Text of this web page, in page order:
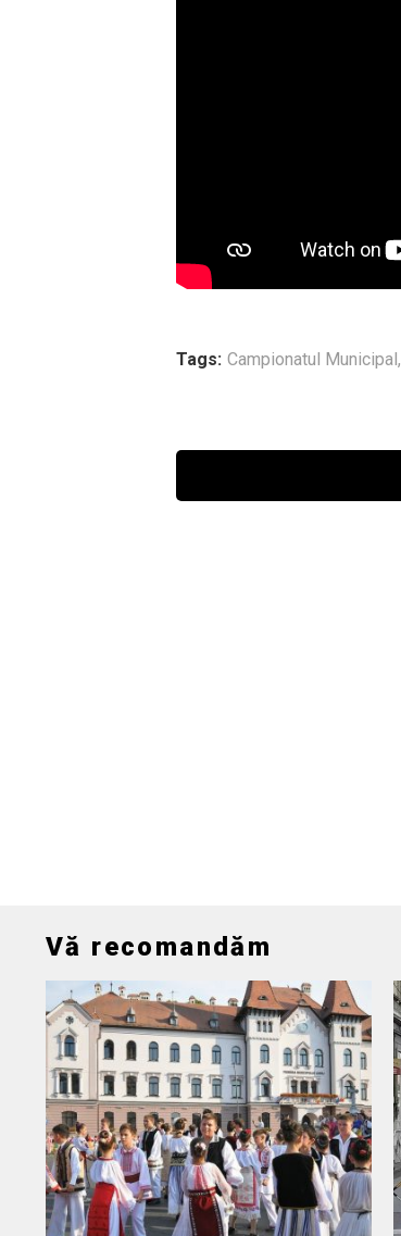
Tags: Campionatul Municipal,
Vă recomandăm